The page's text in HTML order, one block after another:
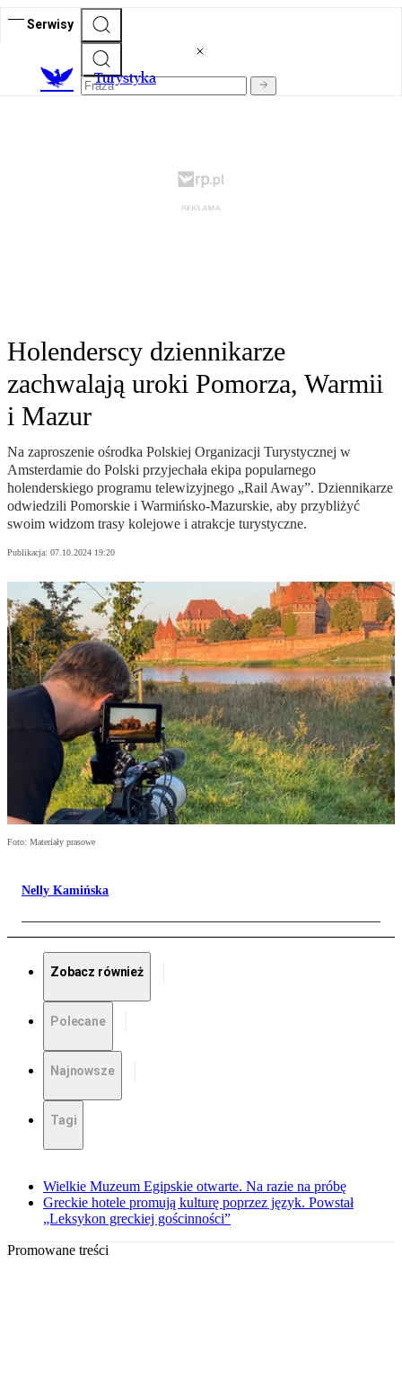
Serwisy
Turystyka
Holenderscy dziennikarze
zachwalają uroki Pomorza, Warmii
i Mazur
Na zaproszenie ośrodka Polskiej Organizacji Turystycznej w
Amsterdamie do Polski przyjechała ekipa popularnego
holenderskiego programu telewizyjnego „Rail Away”. Dziennikarze
odwiedzili Pomorskie i Warmińsko-Mazurskie, aby przybliżyć
swoim widzom trasy kolejowe i atrakcje turystyczne.
Publikacja: 07.10.2024 19:20
Foto: Materiały prasowe
Nelly Kamińska
Zobacz również
Polecane
Najnowsze
Tagi
Wielkie Muzeum Egipskie otwarte. Na razie na próbę
Greckie hotele promują kulturę poprzez język. Powstał
„Leksykon greckiej gościnności”
Promowane treści